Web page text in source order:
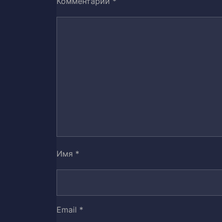
Уровень 1: Не совсем триумф
Имя *
Email *